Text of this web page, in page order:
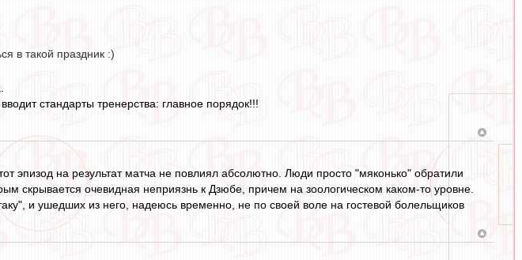
в такой праздник :)
стандарты тренерства: главное порядок!!!
эпизод на результат матча не повлиял абсолютно. Люди просто "мяконько" обратили
скрывается очевидная неприязнь к Дзюбе, причем на зоологическом каком-то уровне.
и ушедших из него, надеюсь временно, не по своей воле на гостевой болельщиков